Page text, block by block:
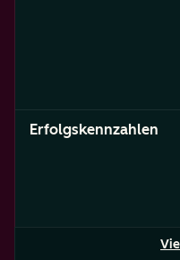
Erfolgskennzahlen